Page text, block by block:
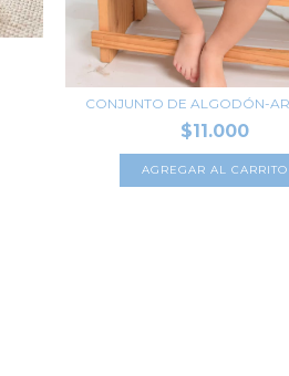
CONJUNTO DE ALGODÓN-
$11.000
AGREGAR AL CARRITO